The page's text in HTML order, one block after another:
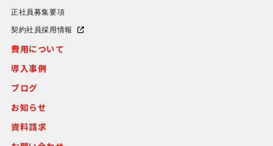
正社員募集要項
契約社員採用情報
費用について
導入事例
ブログ
お知らせ
資料請求